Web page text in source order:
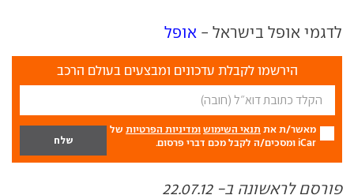
לדגמי אופל בישראל - אופל
הירשמו לקבלת עדכונים ומבצעים בעולם הרכב
מאשר/ת את תנאי השימוש ומדיניות הפרטיות של
iCar ומסכים/ה לקבל מכם דברי פרסום.
פורסם לראשונה ב- 22.07.12